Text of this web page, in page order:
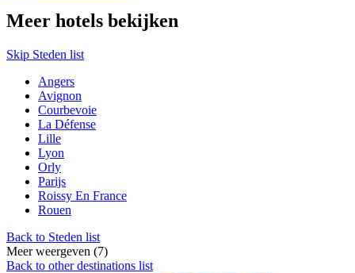
Meer hotels bekijken
Skip Steden list
Angers
Avignon
Courbevoie
La Défense
Lille
Lyon
Orly
Parijs
Roissy En France
Rouen
Back to Steden list
Meer weergeven (7)
Back to other destinations list